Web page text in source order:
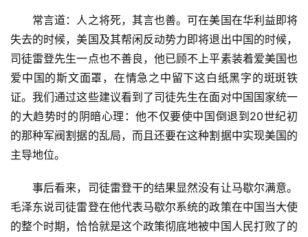
常言道：人之将死，其言也善。可在美国在华利益即将
失去的时候，美国及其帮闲反动势力即将退出中国的时候，
司徒雷登先生一点也不善良，他已顾不上平素装着爱美国也
爱中国的斯文面罩，在情急之中留下这白纸黑字的斑斑铁
证。我们通过这些建议看到了司徒先生在面对中国国家统一
的大趋势时的阴暗心理：他不仅要使中国倒退到20世纪初
的那种军阀割据的乱局，而且还要在这种割据中实现美国的
主导地位。
事后看来，司徒雷登干的结果显然没有让马歇尔满意。
毛泽东说司徒雷登在他代表马歇尔系统的政策在中国当大使
的整个时期，恰恰就是这个政策彻底地被中国人民打败了的